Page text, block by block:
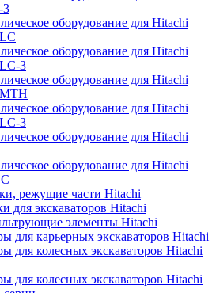
3
оборудование для Hitachi
оборудование для Hitachi
3
оборудование для Hitachi
оборудование для Hitachi
3
оборудование для Hitachi
оборудование для Hitachi
режущие части Hitachi
для экскаваторов Hitachi
элементы Hitachi
для карьерных экскаваторов Hitachi
для колесных экскаваторов Hitachi
для колесных экскаваторов Hitachi